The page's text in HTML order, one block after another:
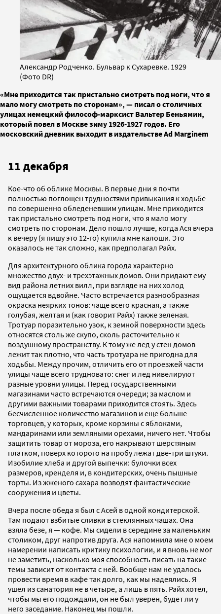
Александр Родченко. Бульвар к Сухаревке. 1929
(Фото DR)
«Мне приходится так пристально смотреть под ноги, что я
мало могу смотреть по сторонам», — писал о столичных
улицах немецкий философ-марксист Вальтер Беньямин,
который повел в Москве зиму 1926-1927 годов. Его
московский дневник выходит в издательстве Ad Marginem
11 декабря
Кое-что об облике Москвы. В первые дни я почти
полностью поглощен трудностями привыкания к ходьбе
по совершенно обледеневшим улицам. Мне приходится
так пристально смотреть под ноги, что я мало могу
смотреть по сторонам. Дело пошло лучше, когда Ася вчера
к вечеру (я пишу это 12-го) купила мне калоши. Это
оказалось не так сложно, как предполагал Райх.
Для архитектурного облика города характерно
множество двух- и трехэтажных домов. Они придают ему
вид района летних вилл, при взгляде на них холод
ощущается вдвойне. Часто встречается разнообразная
окраска неярких тонов: чаще всего красная, а также
голубая, желтая и (как говорит Райх) также зеленая.
Тротуар поразительно узок, к земной поверхности здесь
относятся столь же скупо, сколь расточительно к
воздушному пространству. К тому же лед у стен домов
лежит так плотно, что часть тротуара не пригодна для
ходьбы. Между прочим, отличить его от проезжей части
улицы чаще всего трудновато: снег и лед нивелируют
разные уровни улицы. Перед государственными
магазинами часто встречаются очереди; за маслом и
другими важными товарами приходится стоять. Здесь
бесчисленное количество магазинов и еще больше
торговцев, у которых, кроме корзины с яблоками,
мандаринами или земляными орехами, ничего нет. Чтобы
защитить товар от мороза, его накрывают шерстяным
платком, поверх которого на пробу лежат две-три штуки.
Изобилие хлеба и другой выпечки: булочки всех
размеров, кренделя и, в кондитерских, очень пышные
торты. Из жженого сахара возводят фантастические
сооружения и цветы.
Вчера после обеда я был с Асей в одной кондитерской.
Там подают взбитые сливки в стеклянных чашах. Она
взяла безе, я — кофе. Мы сидели в середине за маленьким
столиком, друг напротив друга. Ася напомнила мне о моем
намерении написать критику психологии, и я вновь не мог
не заметить, насколько моя способность писать на такие
темы зависит от контакта с ней. Вообще нам не удалось
провести время в кафе так долго, как мы надеялись. Я
ушел из санатория не в четыре, а лишь в пять. Райх хотел,
чтобы мы его подождали, он не был уверен, будет ли у
него заседание. Наконец мы пошли.